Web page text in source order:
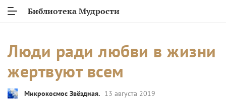
Библиотека Мудрости
Люди ради любви в жизни
жертвуют всем
Микрокосмос Звёздная. 13 августа 2019